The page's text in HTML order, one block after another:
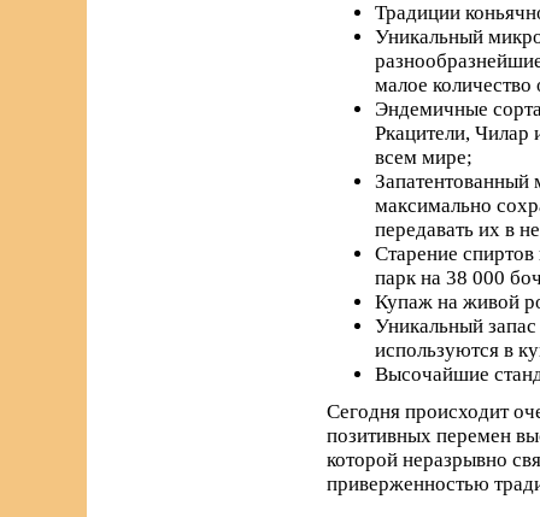
Традиции
Уникальный
малое количество
Эндемичные
Ркацители,
всем мире;
Запатентованный
максимально
передавать их в
Старение
парк на 38 000
Купаж на живой
Уникальный
используются в
Высочайшие
Сегодня происходит
позитивных перемен
которой неразрывно
приверженностью